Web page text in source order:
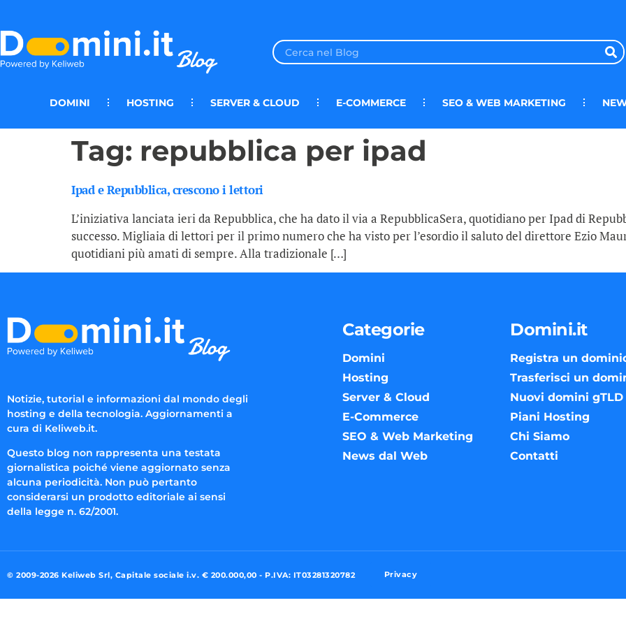
DOMINI HOSTING SERVER & CLOUD E-COMMERCE SEO & WEB MARKETING
Tag: repubblica per ipad
Ipad e Repubblica, crescono i lettori
L’iniziativa lanciata ieri da Repubblica, che ha dato il via a RepubblicaSera, quotidiano per Ipad di
successo. Migliaia di lettori per il primo numero che ha visto per l’esordio il saluto del direttore Ezio
quotidiani più amati di sempre. Alla tradizionale […]
Notizie, tutorial e informazioni dal mondo degli
hosting e della tecnologia. Aggiornamenti a
cura di Keliweb.it.
Questo blog non rappresenta una testata
giornalistica poiché viene aggiornato senza
alcuna periodicità. Non può pertanto
considerarsi un prodotto editoriale ai sensi
della legge n. 62/2001.
Categorie
Domini
Hosting
Server & Cloud
E-Commerce
SEO & Web Marketing
News dal Web
Domini.it
Registra un
Trasferisci un
Nuovi domini gTLD
Piani Hosting
Chi Siamo
Contatti
© 2009-2026 Keliweb Srl, Capitale sociale i.v. € 200.000,00 - P.IVA: IT03281320782 Privacy